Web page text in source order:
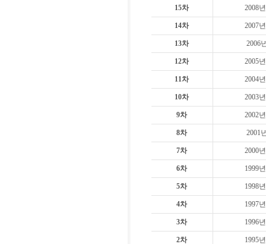
15차 2008
14차 2007
13차 2006
12차 2005
11차 2004
10차 2003
9차 2002
8차 2001
7차 2000
6차 1999
5차 1998
4차 1997
3차 1996
2차 1995